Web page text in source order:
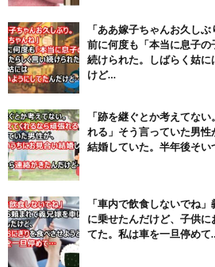
【画像】テイルズで一番マ〇コ舐めま
(6/22)
Powered by livedoor 相互RSS
「ああ嫁子ちゃんお久し
前に何度も「本当に息子
続けられた。しばらく姑
けど…
「跡を継ぐとか考えてな
れる」そう言っていた男
結婚していた。半年後そ
「車内で飲食しないでね
に乗せたんだけど、子供
てた。私は車を一旦停め